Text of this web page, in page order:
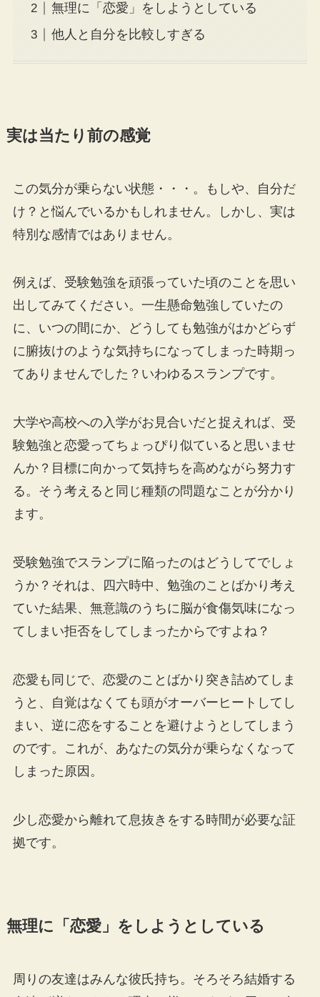
無理に「恋愛」をしようとしている
他人と自分を比較しすぎる
実は当たり前の感覚
この気分が乗らない状態・・・。もしや、自分だ
け？と悩んでいるかもしれません。しかし、実は
特別な感情ではありません。
例えば、受験勉強を頑張っていた頃のことを思い
出してみてください。一生懸命勉強していたの
に、いつの間にか、どうしても勉強がはかどらず
に腑抜けのような気持ちになってしまった時期っ
てありませんでした？いわゆるスランプです。
大学や高校への入学がお見合いだと捉えれば、受
験勉強と恋愛ってちょっぴり似ていると思いませ
んか？目標に向かって気持ちを高めながら努力す
る。そう考えると同じ種類の問題なことが分かり
ます。
受験勉強でスランプに陥ったのはどうしてでしょ
うか？それは、四六時中、勉強のことばかり考え
ていた結果、無意識のうちに脳が食傷気味になっ
てしまい拒否をしてしまったからですよね？
恋愛も同じで、恋愛のことばかり突き詰めてしま
うと、自覚はなくても頭がオーバーヒートしてし
まい、逆に恋をすることを避けようとしてしまう
のです。これが、あなたの気分が乗らなくなって
しまった原因。
少し恋愛から離れて息抜きをする時間が必要な証
拠です。
無理に「恋愛」をしようとしている
周りの友達はみんな彼氏持ち。そろそろ結婚する